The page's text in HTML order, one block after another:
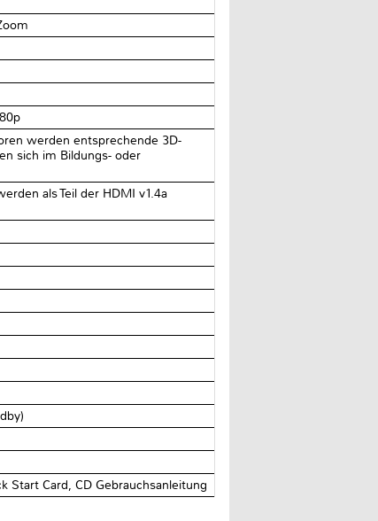
werden entsprechende 3D-
sich im Bildungs- oder
als Teil der HDMI v1.4a
Start Card, CD Gebrauchsanleitung